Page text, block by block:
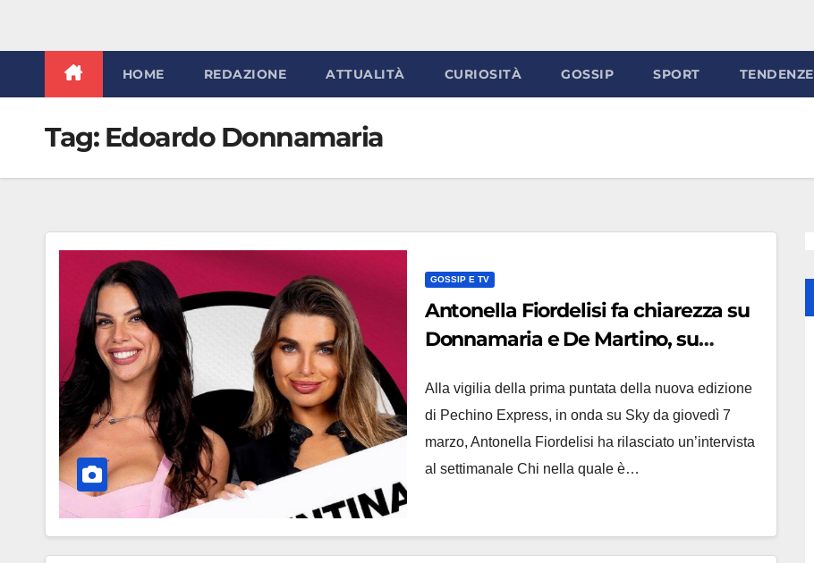
HOME REDAZIONE ATTUALITÀ CURIOSITÀ GOSSIP SPORT TENDENZE
Tag: Edoardo Donnamaria
GOSSIP E TV
Antonella Fiordelisi fa chiarezza su
Donnamaria e De Martino, su
Alla vigilia della prima puntata della nuova edizione
di Pechino Express, in onda su Sky da giovedì 7
marzo, Antonella Fiordelisi ha rilasciato un’intervista
al settimanale Chi nella quale è…